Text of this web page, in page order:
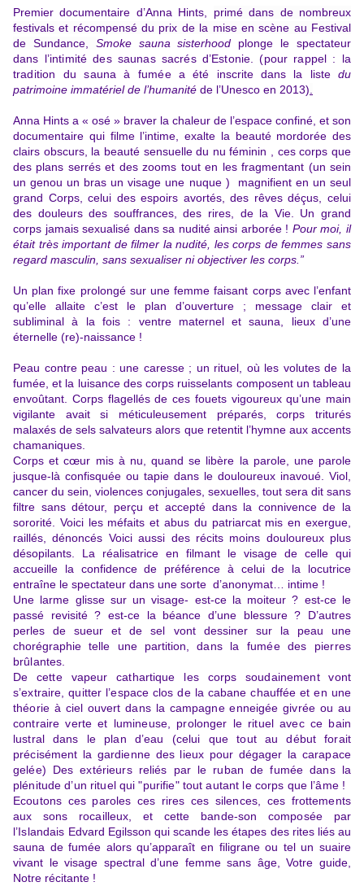
Premier documentaire d’Anna Hints, primé dans de nombreux
festivals et récompensé du prix de la mise en scène au Festival
de Sundance, Smoke sauna sisterhood plonge le spectateur
dans l’intimité des saunas sacrés d’Estonie. (pour rappel : la
tradition du sauna à fuméea été inscrite dans la listedu
patrimoine immatériel de l’humanité de l’Unesco en 2013)
Anna Hints a « osé » braver la chaleur de l’espace confiné, et son
documentaire qui filme l’intime, exalte la beauté mordorée des
clairs obscurs, la beauté sensuelle du nu féminin , ces corps que
des plans serrés et des zooms tout en les fragmentant (un sein
un genou un bras un visage une nuque ) magnifient en un seul
grand Corps, celui des espoirs avortés, des rêves déçus, celui
des douleurs des souffrances, des rires, de la Vie. Un grand
corps jamais sexualisé dans sa nudité ainsi arborée ! Pour moi, il
était très important de filmer la nudité, les corps de femmes sans
regard masculin, sans sexualiser ni objectiver les corps.”
Un plan fixe prolongé sur une femme faisant corps avec l’enfant
qu’elle allaite c’est le plan d’ouverture ; message clair et
subliminal à la fois : ventre maternel et sauna, lieux d’une
éternelle (re)-naissance !
Peau contre peau : une caresse ; un rituel, où les volutes de la
fumée, et la luisance des corps ruisselants composent un tableau
envoûtant. Corps flagellés de ces fouets vigoureux qu’une main
vigilante avait si méticuleusement préparés, corps triturés
malaxés de sels salvateurs alors que retentit l’hymne aux accents
chamaniques.
Corps et cœur mis à nu, quand se libère la parole, une parole
jusque-là confisquée ou tapie dans le douloureux inavoué. Viol,
cancer du sein, violences conjugales, sexuelles, tout sera dit sans
filtre sans détour, perçu et accepté dans la connivence de la
sororité. Voici les méfaits et abus du patriarcat mis en exergue,
raillés, dénoncés Voici aussi des récits moins douloureux plus
désopilants. La réalisatrice en filmant le visage de celle qui
accueille la confidence de préférence à celui de la locutrice
entraîne le spectateur dans une sorte d’anonymat… intime !
Une larme glisse sur un visage- est-ce la moiteur ? est-ce le
passé revisité ? est-ce la béance d’une blessure ? D’autres
perles de sueur et de sel vont dessiner sur la peau une
chorégraphie telle une partition,dans la fumée des pierres
brûlantes.
De cette vapeur cathartique les corps soudainement vont
s’extraire, quitter l’espace clos de la cabane chauffée et en une
théorie à ciel ouvert dans la campagne enneigée givrée ou au
contraire verte et lumineuse, prolonger le rituel avec ce bain
lustral dans le plan d’eau (celui que tout au début forait
précisément la gardienne des lieux pour dégager la carapace
gelée) Des extérieurs reliés par le ruban de fumée dans la
plénitude d’un rituel qui "purifie" tout autant le corps que l’âme !
Ecoutons ces paroles ces rires ces silences, ces frottements
aux sons rocailleux, et cette bande-son composée par
l’Islandais Edvard Egilsson qui scande les étapes des rites liés au
sauna de fumée alors qu’apparaît en filigrane ou tel un suaire
vivant le visage spectral d’une femme sans âge, Votre guide,
Notre récitante !